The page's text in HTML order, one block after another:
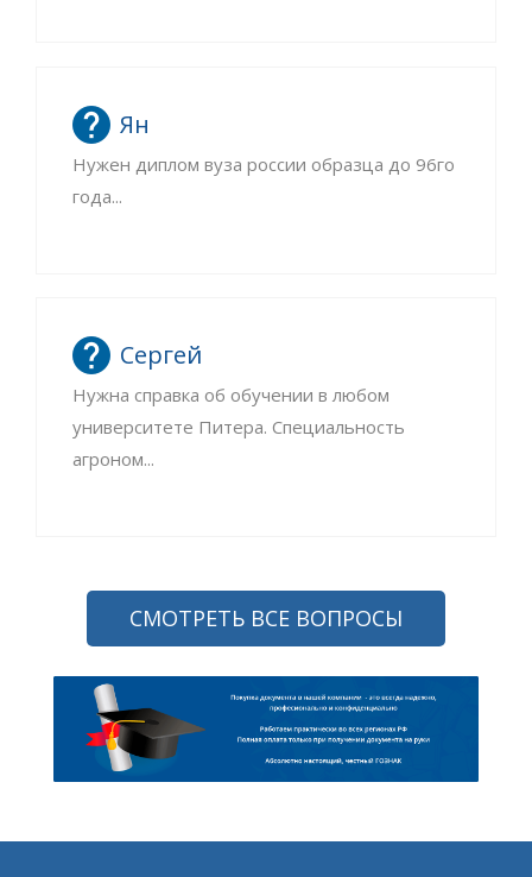
Ян
Нужен диплом вуза россии образца до 96го
года...
Сергей
Нужна справка об обучении в любом
университете Питера. Специальность
агроном...
СМОТРЕТЬ ВСЕ ВОПРОСЫ